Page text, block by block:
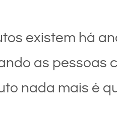
existem há
as pessoas
nada mais é